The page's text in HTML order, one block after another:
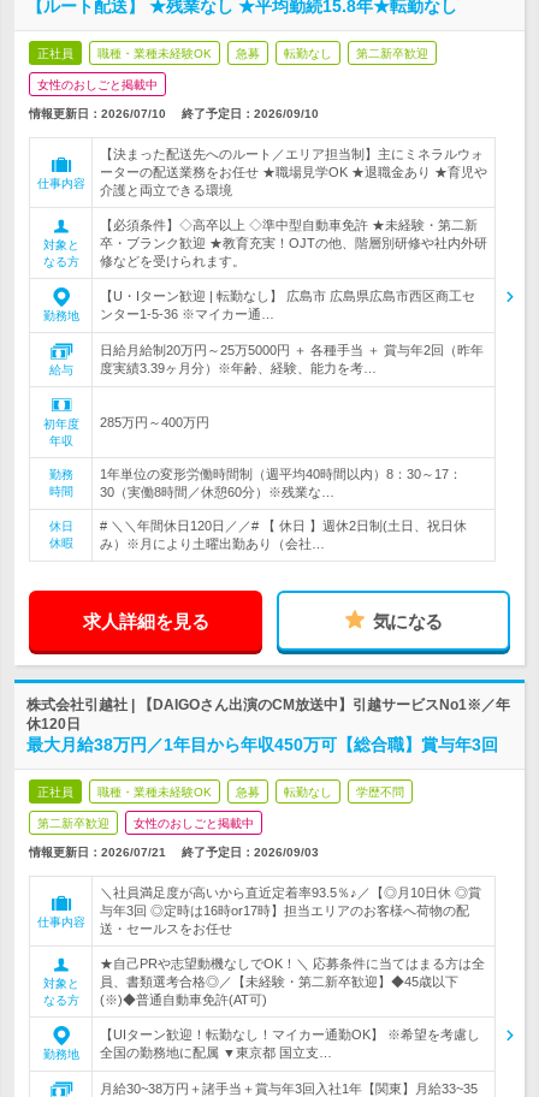
【ルート配送】 ★残業なし ★平均勤続15.8年★転勤なし
正社員 職種・業種未経験OK 急募 転勤なし 第二新卒歓迎
女性のおしごと掲載中
情報更新日：2026/07/10 終了予定日： 2026/09/10
仕事内容
【決まった配送先へのルート／エリア担当制】主にミネラルウォ
ーターの配送業務をお任せ ★職場見学OK ★退職金あり ★育児や
介護と両立できる環境
対象と
なる方
【必須条件】◇高卒以上 ◇準中型自動車免許 ★未経験・第二新
卒・ブランク歓迎 ★教育充実！OJTの他、階層別研修や社内外研
修などを受けられます。
勤務地
【U・Iターン歓迎 | 転勤なし】 広島市 広島県広島市西区商工セ
ンター1-5-36 ※マイカー通…
給与
日給月給制20万円～25万5000円 ＋ 各種手当 ＋ 賞与年2回（昨年
度実績3.39ヶ月分）※年齢、経験、能力を考…
初年度
年収
285万円～400万円
勤務
時間
1年単位の変形労働時間制（週平均40時間以内）8：30～17：
30（実働8時間／休憩60分）※残業な…
休日
休暇
# ＼＼年間休日120日／／# 【 休日 】週休2日制(土日、祝日休
み）※月により土曜出勤あり（会社…
求人詳細を見る 気になる
株式会社引越社 | 【DAIGOさん出演のCM放送中】引越サービスNo1※／年
休120日
最大月給38万円／1年目から年収450万可【総合職】賞与年3回
正社員 職種・業種未経験OK 急募 転勤なし 学歴不問
第二新卒歓迎 女性のおしごと掲載中
情報更新日：2026/07/21 終了予定日： 2026/09/03
仕事内容
＼社員満足度が高いから直近定着率93.5％♪／【◎月10日休 ◎賞
与年3回 ◎定時は16時or17時】担当エリアのお客様へ荷物の配
送・セールスをお任せ
対象と
なる方
★自己PRや志望動機なしでOK！＼ 応募条件に当てはまる方は全
員、書類選考合格◎／【未経験・第二新卒歓迎】◆45歳以下
(※)◆普通自動車免許(AT可)
勤務地
【UIターン歓迎！転勤なし！マイカー通勤OK】 ※希望を考慮し
全国の勤務地に配属 ▼東京都 国立支…
月給30~38万円＋諸手当＋賞与年3回入社1年【関東】月給33~35